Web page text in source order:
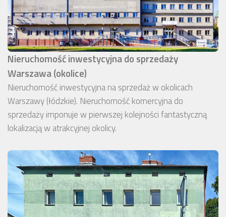
Nieruchomość inwestycyjna do sprzedaży
Warszawa (okolice)
Nieruchomość inwestycyjna na sprzedaż w okolicach
Warszawy (łódzkie). Nieruchomość komercyjna do
sprzedaży imponuje w pierwszej kolejności fantastyczną
lokalizacją w atrakcyjnej okolicy.